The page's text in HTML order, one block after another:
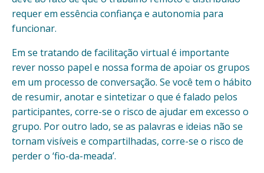
requer em essência confiança e autonomia para
funcionar.
Em se tratando de facilitação virtual é importante
rever nosso papel e nossa forma de apoiar os grupos
em um processo de conversação. Se você tem o hábito
de resumir, anotar e sintetizar o que é falado pelos
participantes, corre-se o risco de ajudar em excesso o
grupo. Por outro lado, se as palavras e ideias não se
tornam visíveis e compartilhadas, corre-se o risco de
perder o ‘fio-da-meada’.